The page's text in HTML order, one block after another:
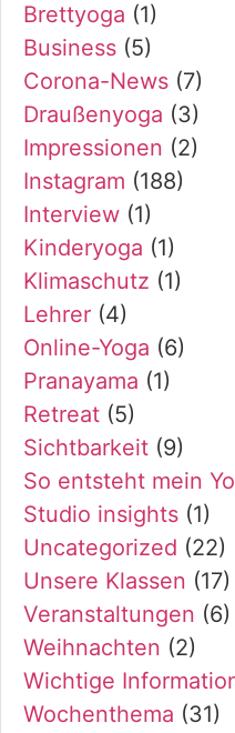
Brettyoga (1)
Business (5)
Corona-News (7)
Draußenyoga (3)
Impressionen (2)
Instagram (188)
Interview (1)
Kinderyoga (1)
Klimaschutz (1)
Lehrer (4)
Online-Yoga (6)
Pranayama (1)
Retreat (5)
Sichtbarkeit (9)
So entsteht mein
Studio insights (1)
Uncategorized (22)
Unsere Klassen (17)
Veranstaltungen (6)
Weihnachten (2)
Wichtige
Wochenthema (31)